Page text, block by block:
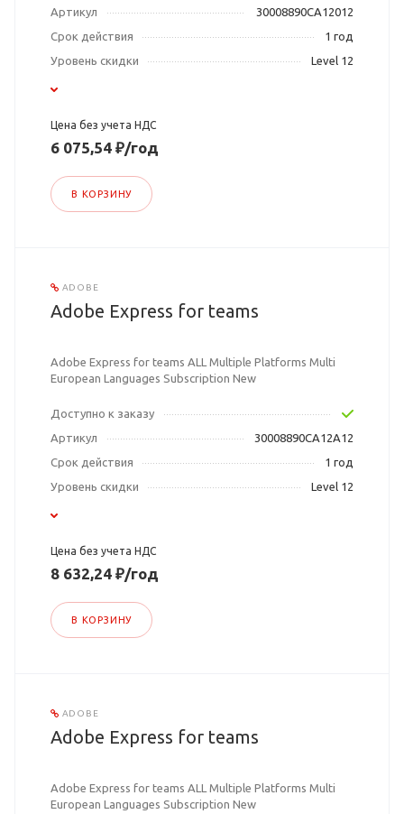
Артикул
30008890CA12012
Срок действия
1 год
Уровень скидки
Level 12
Цена без учета НДС
6 075,54 ₽/год
В КОРЗИНУ
ADOBE
Adobe Express for teams
Adobe Express for teams ALL Multiple Platforms Multi
European Languages Subscription New
Доступно к заказу
Артикул
30008890CA12A12
Срок действия
1 год
Уровень скидки
Level 12
Цена без учета НДС
8 632,24 ₽/год
В КОРЗИНУ
ADOBE
Adobe Express for teams
Adobe Express for teams ALL Multiple Platforms Multi
European Languages Subscription New